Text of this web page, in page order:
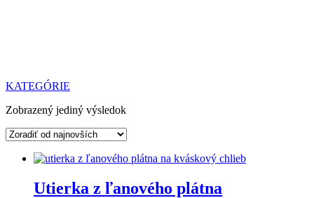
KATEGÓRIE
Zobrazený jediný výsledok
Utierka z ľanového plátna